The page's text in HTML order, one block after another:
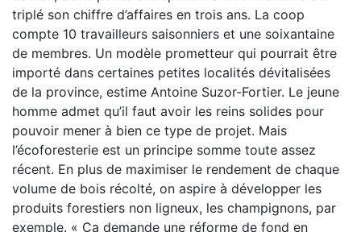
triplé son chiffre d’affaires en trois ans. La coop
compte 10 travailleurs saisonniers et une soixantaine
de membres. Un modèle prometteur qui pourrait être
importé dans certaines petites localités dévitalisées
de la province, estime Antoine Suzor-Fortier. Le jeune
homme admet qu’il faut avoir les reins solides pour
pouvoir mener à bien ce type de projet. Mais
l’écoforesterie est un principe somme toute assez
récent. En plus de maximiser le rendement de chaque
volume de bois récolté, on aspire à développer les
produits forestiers non ligneux, les champignons, par
exemple. « Ça demande une réforme de fond en